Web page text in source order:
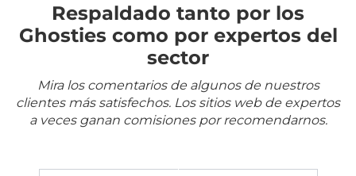
Respaldado tanto por los
Ghosties como por expertos del
sector
Mira los comentarios de algunos de nuestros
clientes más satisfechos. Los sitios web de expertos
a veces ganan comisiones por recomendarnos.